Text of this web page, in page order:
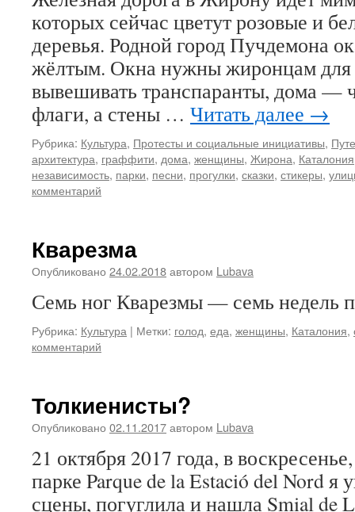
которых сейчас цветут розовые и
деревья. Родной город Пучдемона
жёлтым. Окна нужны жиронцам для
вывешивать транспаранты, дома —
флаги, а стены … Читать далее →
Рубрика: Культура, Протесты и социальные инициативы,
архитектура, граффити, дома, женщины, Жирона, Каталония
независимость, парки, песни, прогулки, сказки, стикеры,
комментарий
Кварезма
Опубликовано 24.02.2018автором Lubava
Семь ног Кварезмы — семь недель
Рубрика: Культура | Метки: голод, еда, женщины, Каталония,
комментарий
Толкиенисты?
Опубликовано 02.11.2017автором Lubava
21 октября 2017 года, в
парке Parque de la Estació del Nord я
сцены, погуглила и нашла Smial de